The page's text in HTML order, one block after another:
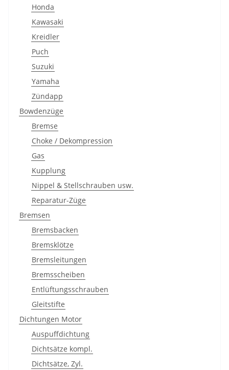
Honda
Kawasaki
Kreidler
Puch
Suzuki
Yamaha
Zündapp
Bowdenzüge
Bremse
Choke / Dekompression
Gas
Kupplung
Nippel & Stellschrauben usw.
Reparatur-Züge
Bremsen
Bremsbacken
Bremsklötze
Bremsleitungen
Bremsscheiben
Entlüftungsschrauben
Gleitstifte
Dichtungen Motor
Auspuffdichtung
Dichtsätze kompl.
Dichtsätze, Zyl.